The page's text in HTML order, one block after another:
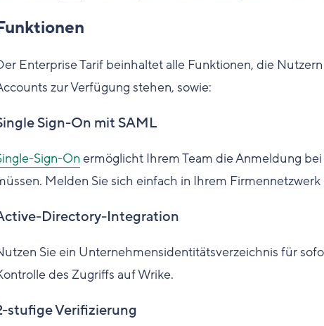
Enterprise Tarif beinhaltet alle Funktionen, die
zur Verfügung stehen, sowie:
Sign-On mit SAML
Sign-On ermöglicht Ihrem Team die Anmeldung
Melden Sie sich einfach in Ihrem
Directory-Integration
Sie ein Unternehmensidentitätsverzeichnis für
des Zugriffs auf Wrike.
stufige Verifizierung